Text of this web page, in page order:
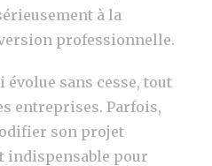
à la
professionnelle.
évolue sans cesse, tout
entreprises. Parfois,
son projet
indispensable pour